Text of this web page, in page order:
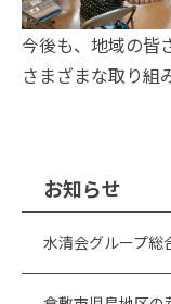
お知らせ
水清会グループ総
今後も、地域の皆
さまざまな取り組